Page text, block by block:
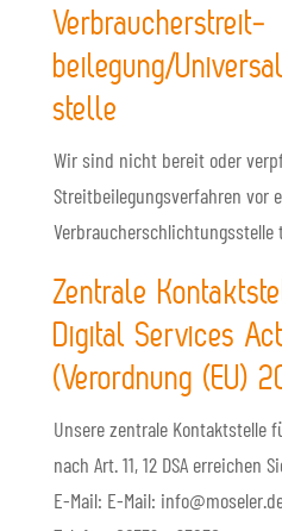
Verbraucher­streit­
beilegung/
stelle
Wir sind nicht bereit oder
Streitbeilegungsverfahren vor
Verbraucherschlichtungsstelle
Zentrale
Digital Services
(Verordnung (EU)
Unsere zentrale Kontaktstelle
nach Art. 11, 12 DSA erreichen
E-Mail: E-Mail: